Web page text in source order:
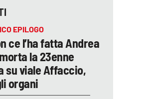
EPILOGO
ce l’ha fatta Andrea
la 23enne
su viale Affaccio,
organi